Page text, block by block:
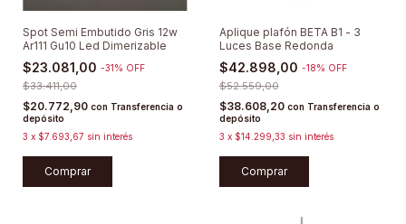
Spot Semi Embutido Gris 12w
Ar111 Gu10 Led Dimerizable
$23.081,00 -31% OFF
$33.411,00
$20.772,90 con Transferencia o
depósito
3 x $7.693,67 sin interés
Comprar
Aplique plafón BETA B1 - 3
Luces Base Redonda
$42.898,00 -18% OFF
$52.559,00
$38.608,20 con Transferencia o
depósito
3 x $14.299,33 sin interés
Comprar